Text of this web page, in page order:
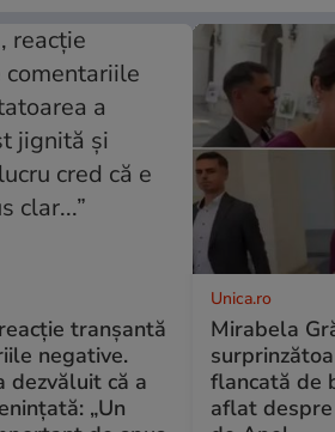
tranșantă
negative.
dezvăluit că a
„Un
Unica.ro
Mirabela
flancată de
aflat